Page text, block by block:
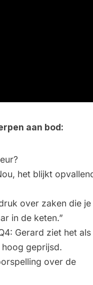
aan bod:
het blijkt
over zaken die
in de keten.”
Gerard ziet het
hoog geprijsd.
over de